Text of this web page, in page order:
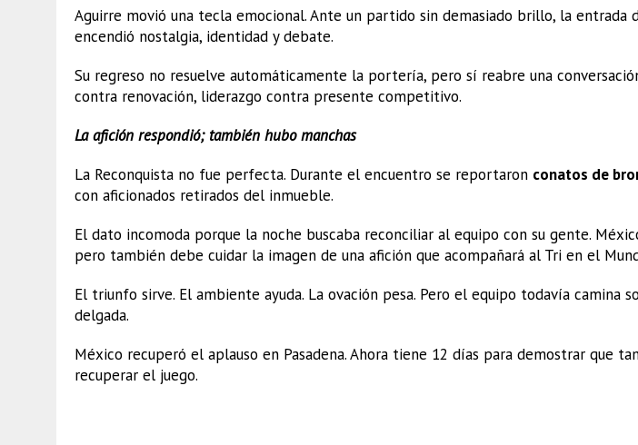
Aguirre movió una tecla emocional. Ante un partido sin demasiado brillo, la entrada
encendió nostalgia, identidad y debate.
Su regreso no resuelve automáticamente la portería, pero sí reabre una
contra renovación, liderazgo contra presente competitivo.
La afición respondió; también hubo manchas
La Reconquista no fue perfecta. Durante el encuentro se reportaron conatos de
con aficionados retirados del inmueble.
El dato incomoda porque la noche buscaba reconciliar al equipo con su gente.
pero también debe cuidar la imagen de una afición que acompañará al Tri en el
El triunfo sirve. El ambiente ayuda. La ovación pesa. Pero el equipo todavía camina
delgada.
México recuperó el aplauso en Pasadena. Ahora tiene 12 días para demostrar que
recuperar el juego.